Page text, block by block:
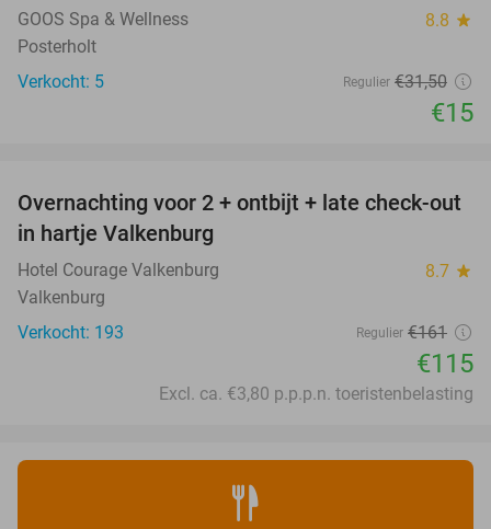
TODAY
GOOS Spa & Wellness 8.8 star
Posterholt
Verkocht: 5
Regulier €31,50
€15
29%
Overnachting voor 2 + ontbijt + late check-out
in hartje Valkenburg
Hotel Courage Valkenburg 8.7 star
Valkenburg
Verkocht: 193
Regulier €161
€115
Excl. ca. €3,80 p.p.p.n. toeristenbelasting